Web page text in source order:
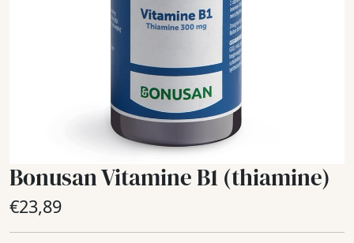
Bonusan Vitamine B1 (thiamine)
€23,89